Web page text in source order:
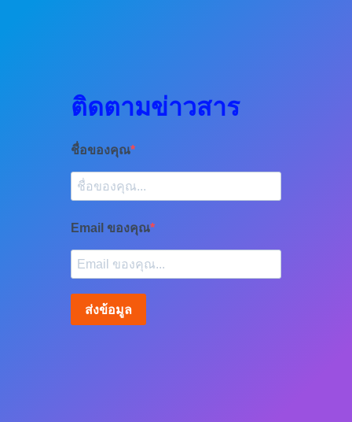
ติดตามข่าวสาร
ชื่อของคุณ
Email ของคุณ
ส่งข้อมูล